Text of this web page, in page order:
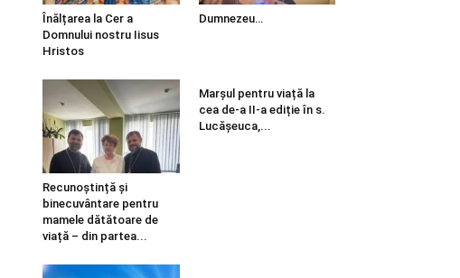
Înălțarea la Cer a
Domnului nostru Iisus
Hristos
Dumnezeu…
Recunoștință și
binecuvântare pentru
mamele dătătoare de
viață – din partea...
Marșul pentru viață la
cea de-a II-a ediție în s.
Lucășeuca,...